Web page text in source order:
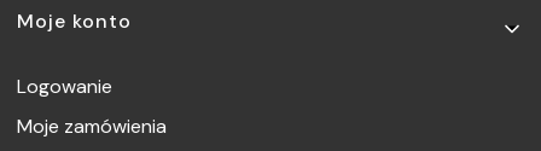
Moje konto
Logowanie
Moje zamówienia